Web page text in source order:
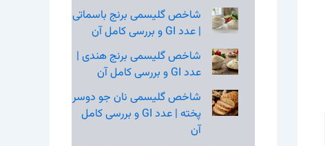
شاخص گلیسمی برنج باسماتی
| عدد GI و بررسی کامل آن
شاخص گلیسمی برنج هندی |
عدد GI و بررسی کامل آن
شاخص گلیسمی نان جو دوسر
پخته | عدد GI و بررسی کامل
آن